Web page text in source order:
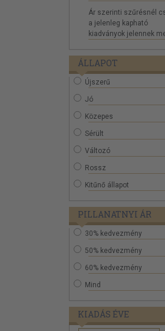
Ár szerinti szűrésnél
a jelenleg kapható
kiadványok jelennek
ÁLLAPOT
Újszerű
Jó
Közepes
Sérült
Változó
Rossz
Kitűnő állapot
PILLANATNYI ÁR
30% kedvezmény
50% kedvezmény
60% kedvezmény
Mind
KIADÁS ÉVE